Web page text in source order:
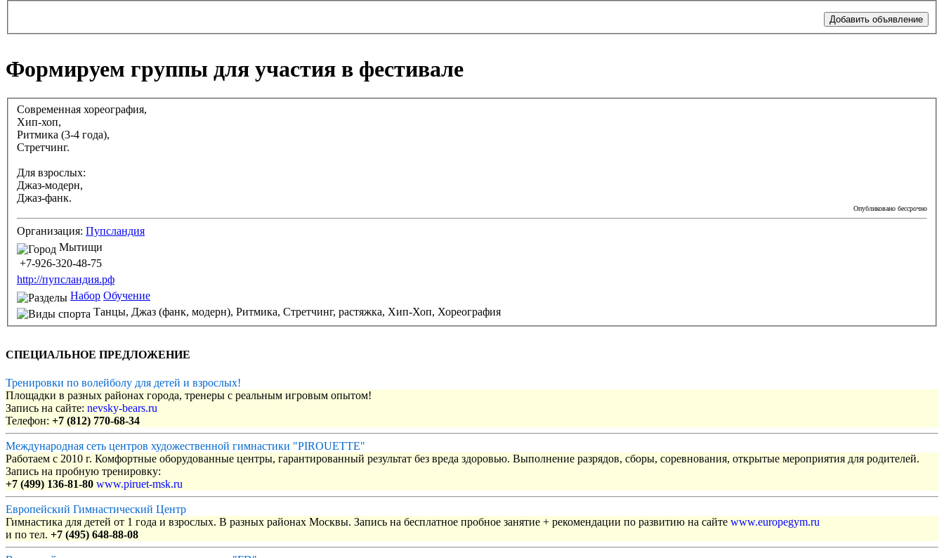
Добавить объявление
Формируем группы для участия в фестивале
Современная хореография,
Хип-хоп,
Ритмика (3-4 года),
Стретчинг.
Для взрослых:
Джаз-модерн,
Джаз-фанк.
Опубликовано бессрочно
Организация: Пупсландия
Мытищи
+7-926-320-48-75
http://пупсландия.рф
Набор Обучение
Танцы, Джаз (фанк, модерн), Ритмика, Стретчинг, растяжка, Хип-Хоп, Хореография
СПЕЦИАЛЬНОЕ ПРЕДЛОЖЕНИЕ
Тренировки по волейболу для детей и взрослых!
Площадки в разных районах города, тренеры с реальным игровым опытом!
Запись на сайте: nevsky-bears.ru
Телефон: +7 (812) 770-68-34
Международная сеть центров художественной гимнастики "PIROUETTE"
Работаем с 2010 г. Комфортные оборудованные центры, гарантированный результат без вреда здоровью. Выполнение разрядов, сборы, соревнования, открытые мероприятия для родителей.
Запись на пробную тренировку:
+7 (499) 136-81-80 www.piruet-msk.ru
Европейский Гимнастический Центр
Гимнастика для детей от 1 года и взрослых. В разных районах Москвы. Запись на бесплатное пробное занятие + рекомендации по развитию на сайте www.europegym.ru
и по тел. +7 (495) 648-88-08